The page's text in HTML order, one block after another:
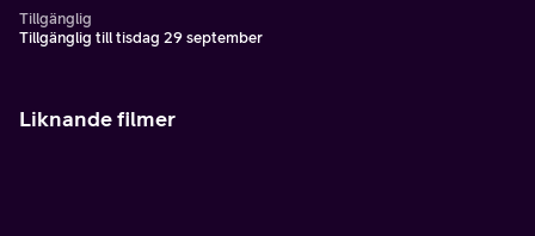
Tillgänglig
Tillgänglig till tisdag 29 september
Liknande filmer